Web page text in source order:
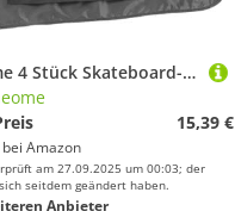
Anneome 4 Stück Skateboard-tragetaschen Wasserdichter Rucksack mit Einzel-Schultergurt Robustes Material für Kratzschutz Praktische Fächer Vielseitig für Reisen und Alltag Schwarz
15,39 €
Amazon
am 27.09.2025 um 00:03; der
seitdem geändert haben.
Anbieter